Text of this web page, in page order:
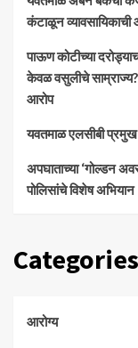
कंटाळून व्यावसायिकाची
पाऊण कोटीच्या
केवळ वसुलीचे
आरोप
यवतमाळ एलसीबी प्रमुख
अपघाताच्या ‘गोल्डन
पोलिसांचे विशेष अभियान
Categories
आरोग्य